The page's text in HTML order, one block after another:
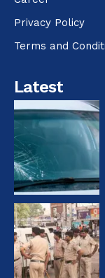
Privacy Policy
Terms and
Latest